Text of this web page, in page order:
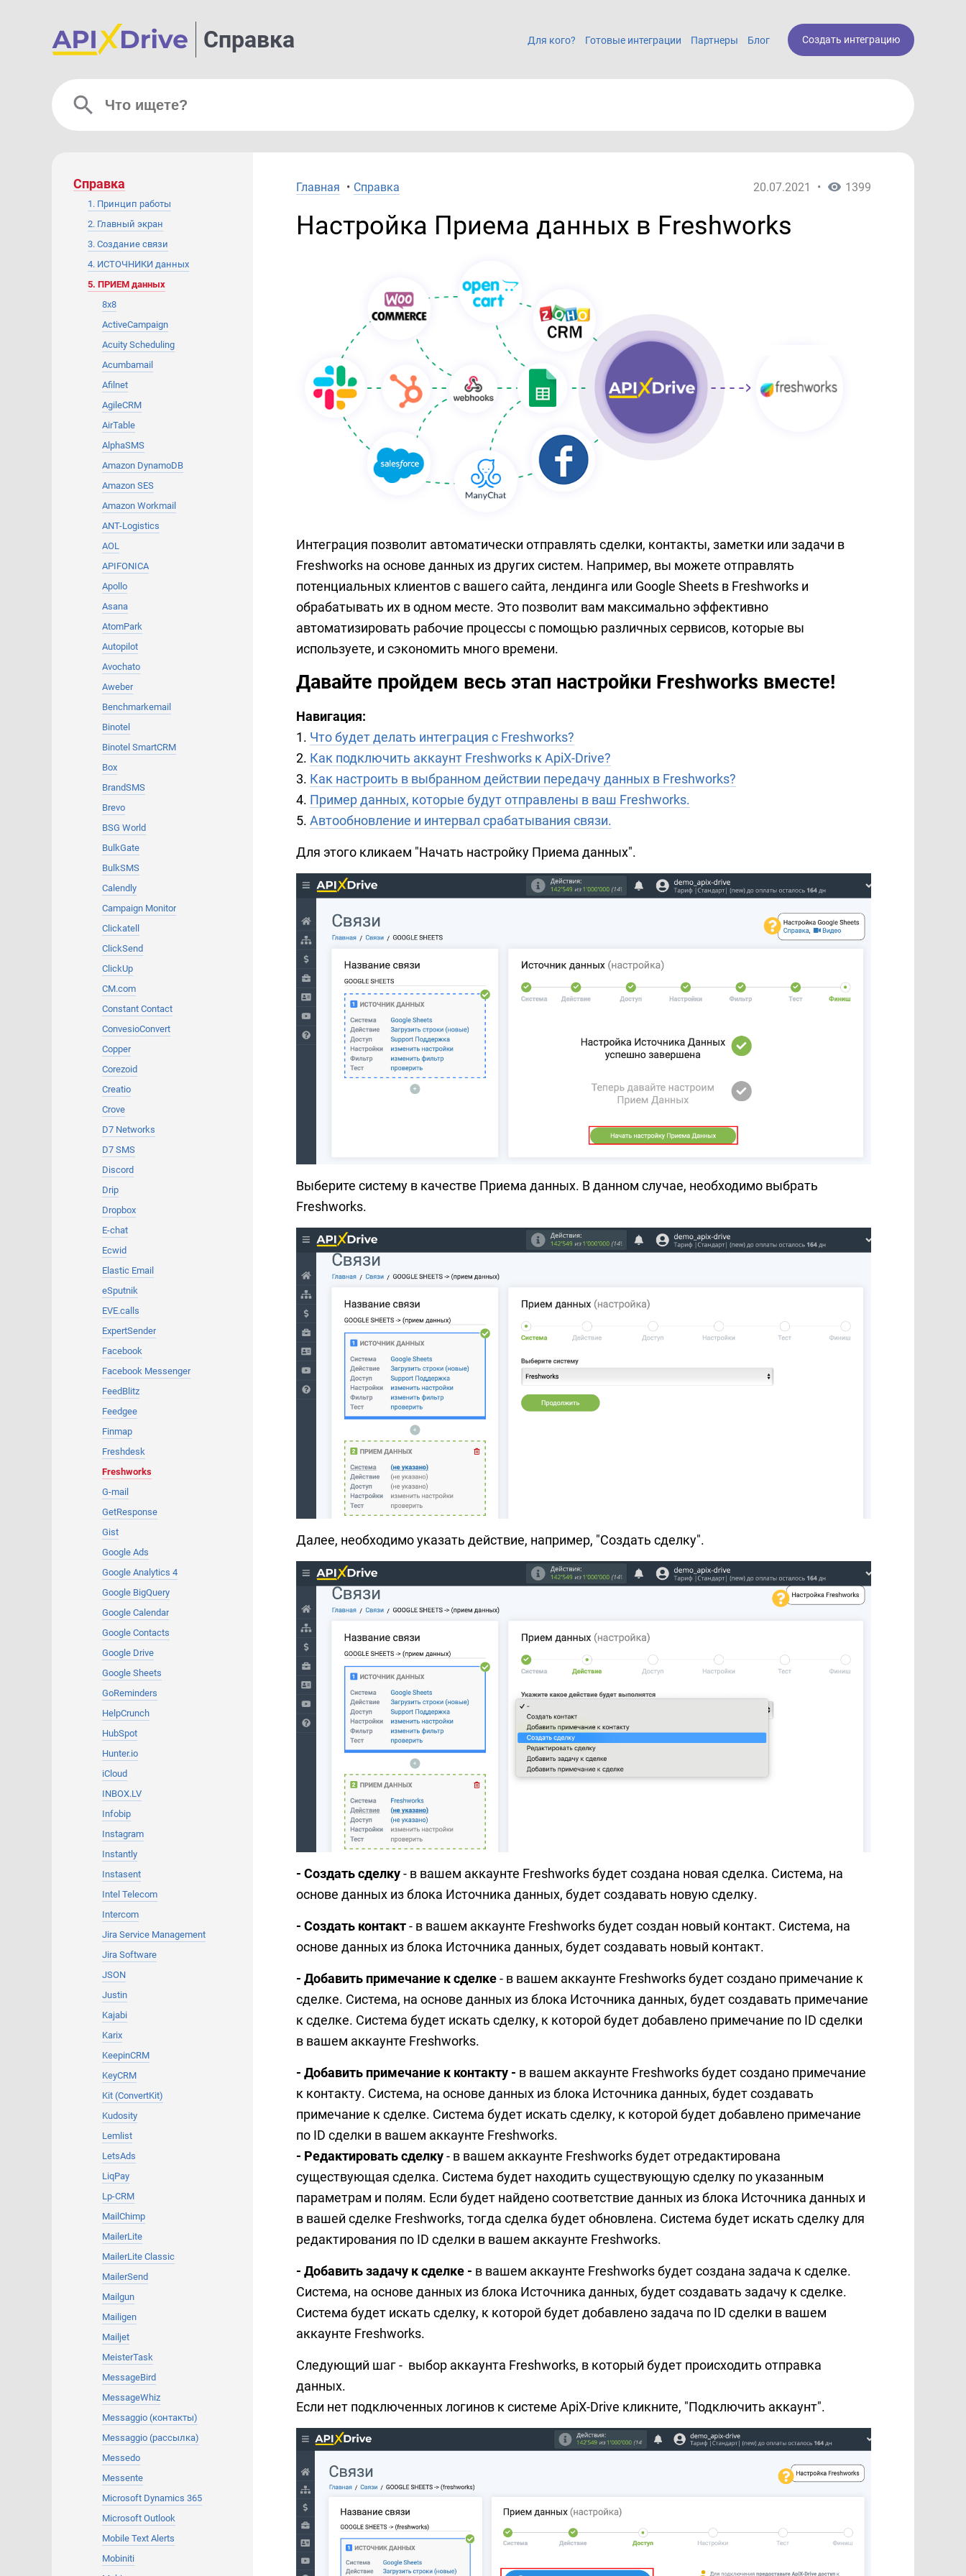
Справка Создать интеграцию
Для кого? Готовые интеграции Партнеры Блог
Справка
1. Принцип работы
2. Главный экран
3. Создание связи
4. ИСТОЧНИКИ данных
5. ПРИЕМ данных
8x8
ActiveCampaign
Acuity Scheduling
Acumbamail
Afilnet
AgileCRM
AirTable
AlphaSMS
Amazon DynamoDB
Amazon SES
Amazon Workmail
ANT-Logistics
AOL
APIFONICA
Apollo
Asana
AtomPark
Autopilot
Avochato
Aweber
Benchmarkemail
Binotel
Binotel SmartCRM
Box
BrandSMS
Brevo
BSG World
BulkGate
BulkSMS
Calendly
Campaign Monitor
Clickatell
ClickSend
ClickUp
CM.com
Constant Contact
ConvesioConvert
Copper
Corezoid
Creatio
Crove
D7 Networks
D7 SMS
Discord
Drip
Dropbox
E-chat
Ecwid
Elastic Email
eSputnik
EVE.calls
ExpertSender
Facebook
Facebook Messenger
FeedBlitz
Feedgee
Finmap
Freshdesk
Freshworks
G-mail
GetResponse
Gist
Google Ads
Google Analytics 4
Google BigQuery
Google Calendar
Google Contacts
Google Drive
Google Sheets
GoReminders
HelpCrunch
HubSpot
Hunter.io
iCloud
INBOX.LV
Infobip
Instagram
Instantly
Instasent
Intel Telecom
Intercom
Jira Service Management
Jira Software
JSON
Justin
Kajabi
Karix
KeepinCRM
KeyCRM
Kit (ConvertKit)
Kudosity
Lemlist
LetsAds
LiqPay
Lp-CRM
MailChimp
MailerLite
MailerLite Classic
MailerSend
Mailgun
Mailigen
Mailjet
MeisterTask
MessageBird
MessageWhiz
Messaggio (контакты)
Messaggio (рассылка)
Messedo
Messente
Microsoft Dynamics 365
Microsoft Outlook
Mobile Text Alerts
Mobiniti
Главная • Справка 20.07.2021 • 1399
Настройка Приема данных в Freshworks
Интеграция позволит автоматически отправлять сделки, контакты, заметки или задачи в
Freshworks на основе данных из других систем. Например, вы можете отправлять
потенциальных клиентов с вашего сайта, лендинга или Google Sheets в Freshworks и
обрабатывать их в одном месте. Это позволит вам максимально эффективно
автоматизировать рабочие процессы с помощью различных сервисов, которые вы
используете, и сэкономить много времени.
Давайте пройдем весь этап настройки Freshworks вместе!
Навигация:
1. Что будет делать интеграция с Freshworks?
2. Как подключить аккаунт Freshworks к ApiX-Drive?
3. Как настроить в выбранном действии передачу данных в Freshworks?
4. Пример данных, которые будут отправлены в ваш Freshworks.
5. Автообновление и интервал срабатывания связи.
Для этого кликаем "Начать настройку Приема данных".
Выберите систему в качестве Приема данных. В данном случае, необходимо выбрать
Freshworks.
Далее, необходимо указать действие, например, "Создать сделку".
- Создать сделку- в вашем аккаунте Freshworks будет создана новая сделка. Система, на
основе данных из блока Источника данных, будет создавать новую сделку.
- Создать контакт- в вашем аккаунте Freshworks будет создан новый контакт. Система, на
основе данных из блока Источника данных, будет создавать новый контакт.
- Добавить примечание к сделке- в вашем аккаунте Freshworks будет создано примечание к
сделке. Система, на основе данных из блока Источника данных, будет создавать примечание
к сделке. Система будет искать сделку, к которой будет добавлено примечание по ID сделки
в вашем аккаунте Freshworks.
- Добавить примечание к контакту - в вашем аккаунте Freshworks будет создано примечание
к контакту. Система, на основе данных из блока Источника данных, будет создавать
примечание к сделке. Система будет искать сделку, к которой будет добавлено примечание
по ID сделки в вашем аккаунте Freshworks.
- Редактировать сделку- в вашем аккаунте Freshworks будет отредактирована
существующая сделка. Система будет находить существующую сделку по указанным
параметрам и полям. Если будет найдено соответствие данных из блока Источника данных и
в вашей сделке Freshworks, тогда сделка будет обновлена. Система будет искать сделку для
редактирования по ID сделки в вашем аккаунте Freshworks.
- Добавить задачу к сделке - в вашем аккаунте Freshworks будет создана задача к сделке.
Система, на основе данных из блока Источника данных, будет создавать задачу к сделке.
Система будет искать сделку, к которой будет добавлено задача по ID сделки в вашем
аккаунте Freshworks.
Следующий шаг - выбор аккаунта Freshworks, в который будет происходить отправка
данных.
Если нет подключенных логинов к системе ApiX-Drive кликните, "Подключить аккаунт".